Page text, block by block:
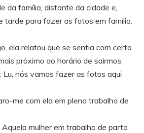
da família, distante da cidade e,
tarde para fazer as fotos em família.
ela relatou que se sentia com certo
próximo ao horário de sairmos,
Lu, nós vamos fazer as fotos aqui
me com ela em pleno trabalho de
mulher em trabalho de parto